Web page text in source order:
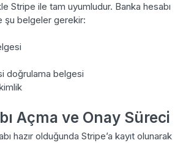
Stripe ile tam uyumludur. Banka hesabı
şu belgeler gerekir:
doğrulama belgesi
Açma ve Onay Süreci
hazır olduğunda Stripe’a kayıt olunarak